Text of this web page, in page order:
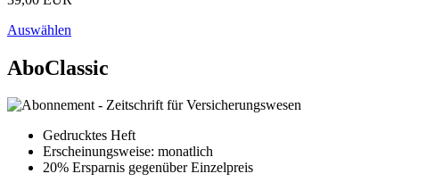
Auswählen
AboClassic
Gedrucktes Heft
Erscheinungsweise: monatlich
20% Ersparnis gegenüber Einzelpreis